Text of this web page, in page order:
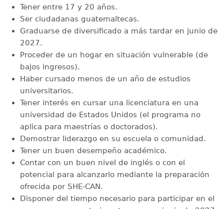
Tener entre 17 y 20 años.
Ser ciudadanas guatemaltecas.
Graduarse de diversificado a más tardar en junio de
2027.
Proceder de un hogar en situación vulnerable (de
bajos ingresos).
Haber cursado menos de un año de estudios
universitarios.
Tener interés en cursar una licenciatura en una
universidad de Estados Unidos (el programa no
aplica para maestrías o doctorados).
Demostrar liderazgo en su escuela o comunidad.
Tener un buen desempeño académico.
Contar con un buen nivel de inglés o con el
potencial para alcanzarlo mediante la preparación
ofrecida por SHE-CAN.
Disponer del tiempo necesario para participar en el